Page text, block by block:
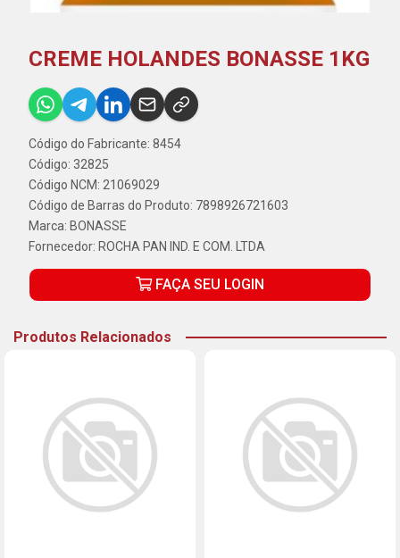
CREME HOLANDES BONASSE 1KG
Código do Fabricante: 8454
Código: 32825
Código NCM: 21069029
Código de Barras do Produto: 7898926721603
Marca: BONASSE
Fornecedor: ROCHA PAN IND. E COM. LTDA
FAÇA SEU LOGIN
Produtos Relacionados